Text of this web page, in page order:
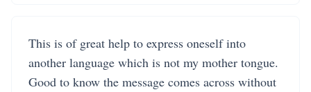
This is of great help to express oneself into
another language which is not my mother tongue.
Good to know the message comes across without